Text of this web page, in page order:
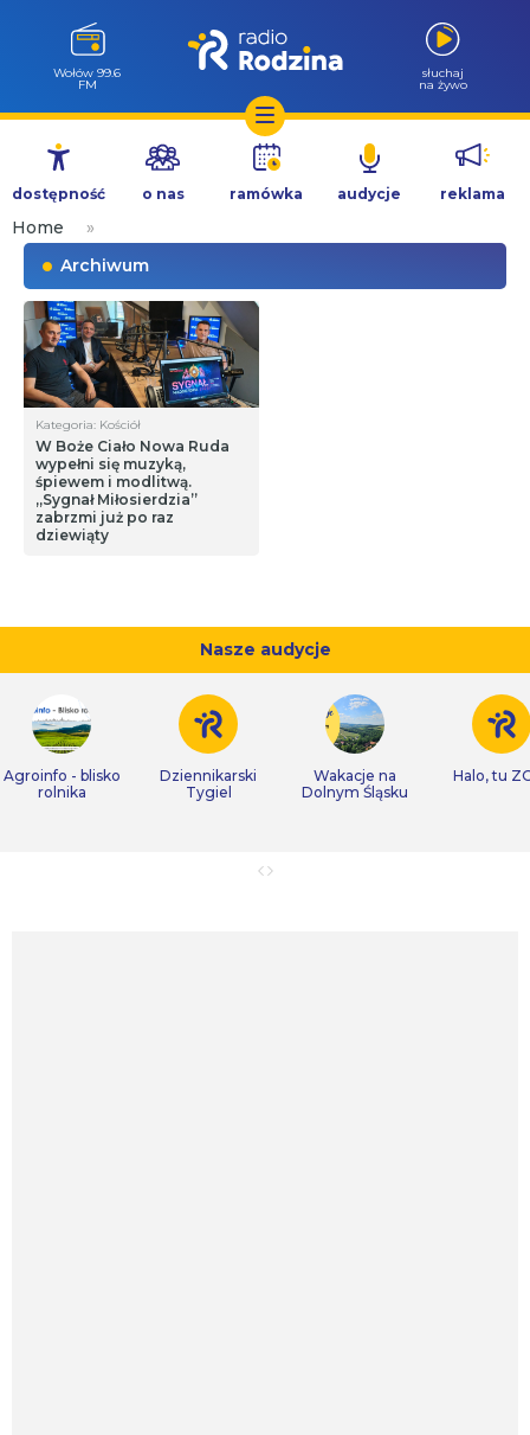
Przejdź
treści
Wołów 99.6
FM
słuchaj
na żywo
dostępność o nas ramówka audycje reklama
Home
»
Archiwum
Kategoria: Kościół
W Boże Ciało Nowa Ruda
wypełni się muzyką,
śpiewem i modlitwą.
„Sygnał Miłosierdzia”
zabrzmi już po raz
dziewiąty
Nasze audycje
Agroinfo - blisko
rolnika
Dziennikarski
Tygiel
Wakacje na
Dolnym Śląsku
Halo, tu